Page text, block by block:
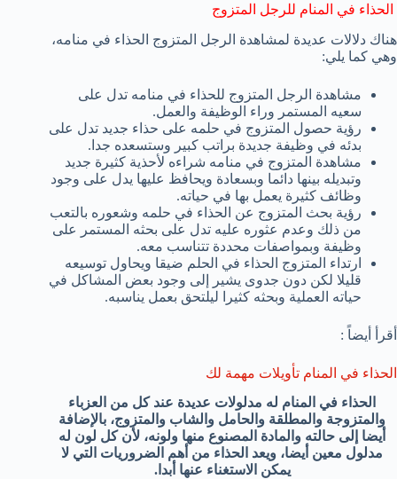
الحذاء في المنام للرجل المتزوج
هناك دلالات عديدة لمشاهدة الرجل المتزوج الحذاء في منامه،
وهي كما يلي:
مشاهدة الرجل المتزوج للحذاء في منامه تدل على
سعيه المستمر وراء الوظيفة والعمل.
رؤية حصول المتزوج في حلمه على حذاء جديد تدل على
بدئه في وظيفة جديدة براتب كبير وستسعده جدا.
مشاهدة المتزوج في منامه شراءه لأحذية كثيرة جديد
وتبديله بينها دائما وبسعادة ويحافظ عليها يدل على وجود
وظائف كثيرة يعمل بها في حياته.
رؤية بحث المتزوج عن الحذاء في حلمه وشعوره بالتعب
من ذلك وعدم عثوره عليه تدل على بحثه المستمر على
وظيفة وبمواصفات محددة تتناسب معه.
ارتداء المتزوج الحذاء في الحلم ضيقا ويحاول توسيعه
قليلا لكن دون جدوى يشير إلى وجود بعض المشاكل في
حياته العملية وبحثه كثيرا ليلتحق بعمل يناسبه.
أقرأ أيضاً :
الحذاء في المنام تأويلات مهمة لك
الحذاء في المنام له مدلولات عديدة عند كل من العزباء
والمتزوجة والمطلقة والحامل والشاب والمتزوج، بالإضافة
أيضا إلى حالته والمادة المصنوع منها ولونه، لأن كل لون له
مدلول معين أيضا، ويعد الحذاء من أهم الضروريات التي لا
يمكن الاستغناء عنها أبدا.